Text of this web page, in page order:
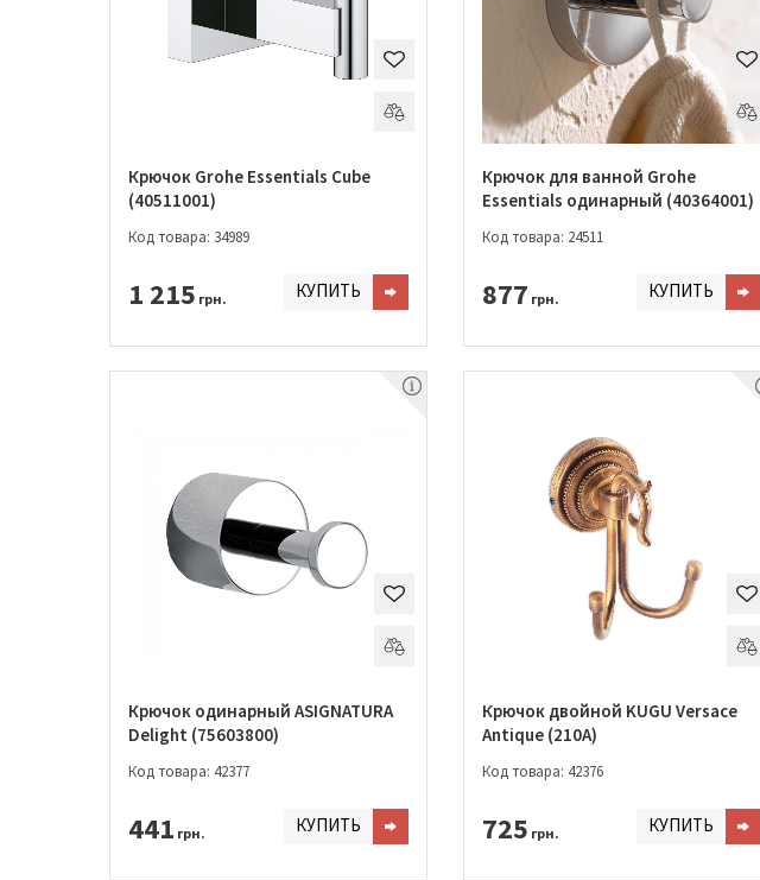
Крючок Grohe Essentials Cube
(40511001)
Код товара: 34989
1 215 грн. КУПИТЬ
Крючок для ванной Grohe
Essentials одинарный (40364001)
Код товара: 24511
877 грн. КУПИТЬ
Крючок одинарный ASIGNATURA
Delight (75603800)
Код товара: 42377
441 грн. КУПИТЬ
Крючок двойной KUGU Versace
Antique (210A)
Код товара: 42376
725 грн. КУПИТЬ